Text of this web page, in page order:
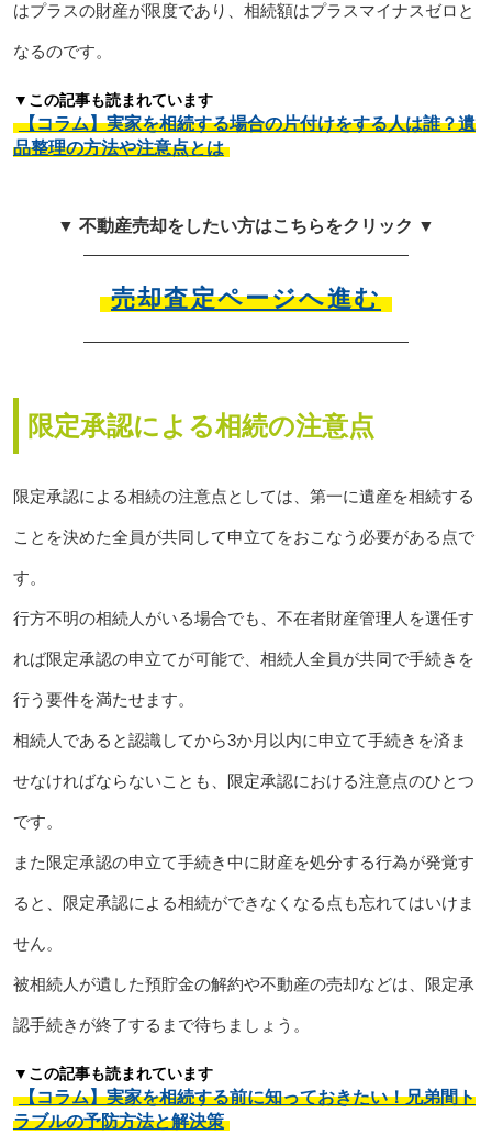
はプラスの財産が限度であり、相続額はプラスマイナスゼロと
なるのです。
▼この記事も読まれています
【コラム】実家を相続する場合の片付けをする人は誰？遺
品整理の方法や注意点とは
▼ 不動産売却をしたい方はこちらをクリック ▼
売却査定ページへ進む
限定承認による相続の注意点
限定承認による相続の注意点としては、第一に遺産を相続する
ことを決めた全員が共同して申立てをおこなう必要がある点で
す。
行方不明の相続人がいる場合でも、不在者財産管理人を選任す
れば限定承認の申立てが可能で、相続人全員が共同で手続きを
行う要件を満たせます。
相続人であると認識してから3か月以内に申立て手続きを済ま
せなければならないことも、限定承認における注意点のひとつ
です。
また限定承認の申立て手続き中に財産を処分する行為が発覚す
ると、限定承認による相続ができなくなる点も忘れてはいけま
せん。
被相続人が遺した預貯金の解約や不動産の売却などは、限定承
認手続きが終了するまで待ちましょう。
▼この記事も読まれています
【コラム】実家を相続する前に知っておきたい！兄弟間ト
ラブルの予防方法と解決策